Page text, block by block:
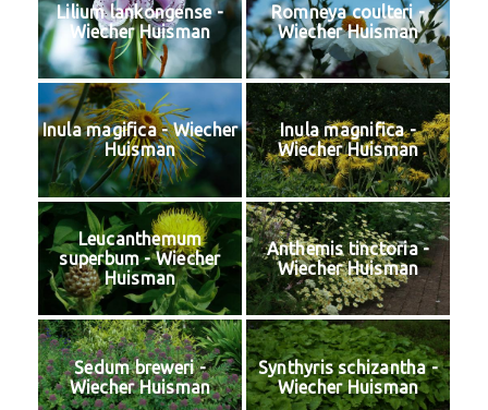
Lilium lankongense -
Wiecher Huisman
Romneya coulteri -
Wiecher Huisman
Inula magifica - Wiecher
Huisman
Inula magnifica -
Wiecher Huisman
Leucanthemum
superbum - Wiecher
Huisman
Anthemis tinctoria -
Wiecher Huisman
Sedum breweri -
Wiecher Huisman
Synthyris schizantha -
Wiecher Huisman